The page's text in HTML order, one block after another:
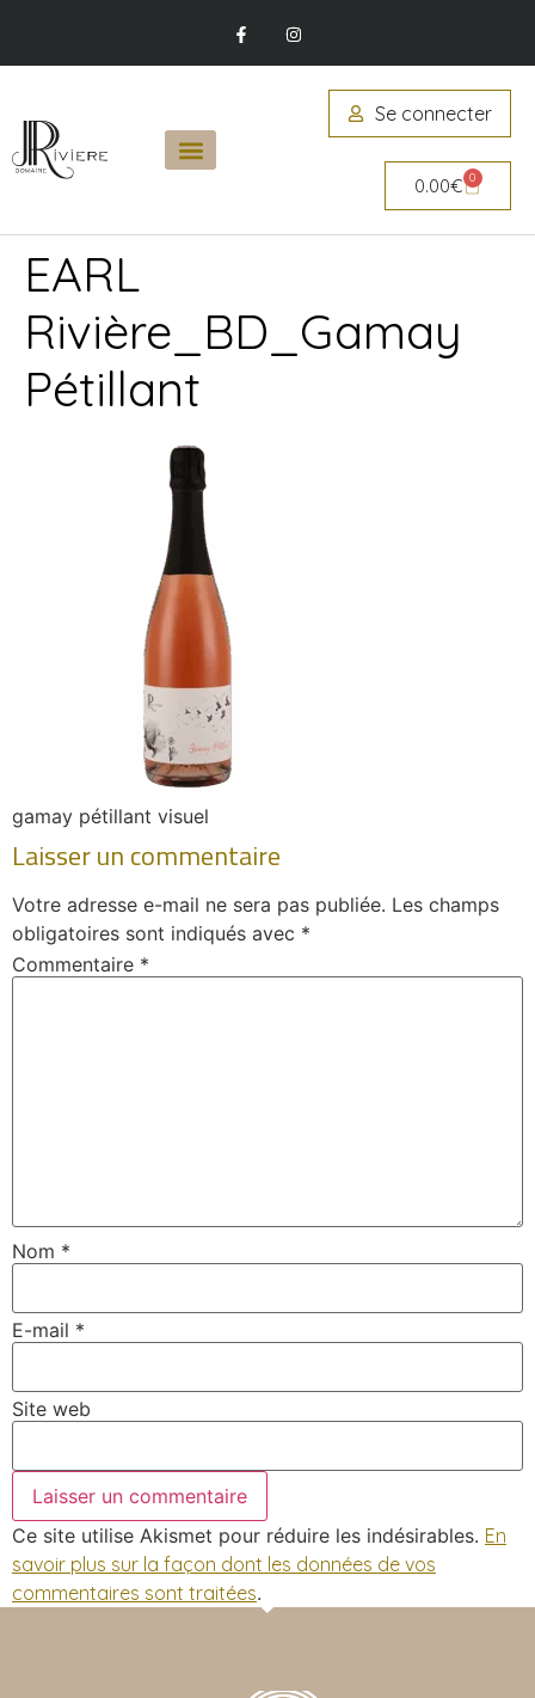
Se connecter
0.00€ 0
EARL
Rivière_BD_Gamay
Pétillant
gamay pétillant visuel
Laisser un commentaire
Votre adresse e-mail ne sera pas publiée. Les champs
obligatoires sont indiqués avec *
Commentaire *
Nom *
E-mail *
Site web
Ce site utilise Akismet pour réduire les indésirables. En
savoir plus sur la façon dont les données de vos
commentaires sont traitées.